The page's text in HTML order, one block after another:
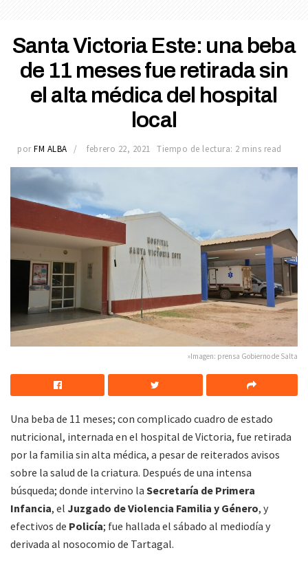
Santa Victoria Este: una beba
de 11 meses fue retirada sin
el alta médica del hospital
local
por FM ALBA febrero 22, 2021 Tiempo de lectura: 2 mins read
»Imagen: prensa Gobierno de Salta
Una beba de 11 meses; con complicado cuadro de estado
nutricional, internada en el hospital de Victoria, fue retirada
por la familia sin alta médica, a pesar de reiterados avisos
sobre la salud de la criatura. Después de una intensa
búsqueda; donde intervino la Secretaría de Primera
Infancia, el Juzgado de Violencia Familia y Género, y
efectivos de Policía; fue hallada el sábado al mediodía y
derivada al nosocomio de Tartagal.